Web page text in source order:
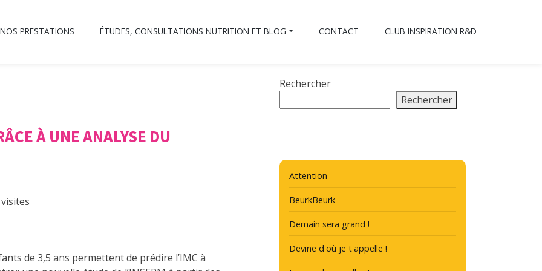
NOS PRESTATIONS ÉTUDES, CONSULTATIONS NUTRITION ET BLOG CONTACT CLUB INSPIRATION R&D
À UNE ANALYSE DU
de 3,5 ans permettent de prédire l’IMC à
Rechercher
Rechercher
Attention
BeurkBeurk
Demain sera grand !
Devine d'où je t'appelle !